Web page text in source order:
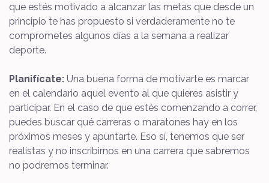
que estés motivado a alcanzar las metas que desde un
principio te has propuesto si verdaderamente no te
comprometes algunos días a la semana a realizar
deporte.
Planifícate: Una buena forma de motivarte es marcar
en el calendario aquel evento al que quieres asistir y
participar. En el caso de que estés comenzando a correr,
puedes buscar qué carreras o maratones hay en los
próximos meses y apuntarte. Eso sí, tenemos que ser
realistas y no inscribirnos en una carrera que sabremos
no podremos terminar.